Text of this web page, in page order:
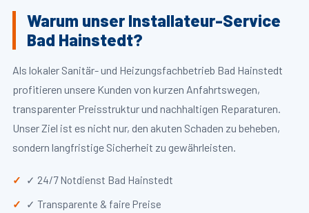
Warum unser Installateur-Service
Bad Hainstedt?
Als lokaler Sanitär- und Heizungsfachbetrieb Bad Hainstedt
profitieren unsere Kunden von kurzen Anfahrtswegen,
transparenter Preisstruktur und nachhaltigen Reparaturen.
Unser Ziel ist es nicht nur, den akuten Schaden zu beheben,
sondern langfristige Sicherheit zu gewährleisten.
✓ 24/7 Notdienst Bad Hainstedt
✓ Transparente & faire Preise